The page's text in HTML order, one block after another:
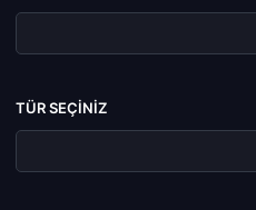
TÜR SEÇINIZ